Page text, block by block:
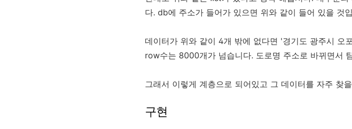
다. db에 주소가 들어가 있으면 위와 같이 들어 있을 것
데이터가 위와 같이 4개 밖에 없다면 '경기도 광주시 오
row수는 8000개가 넘습니다. 도로명 주소로 바뀌면서
그래서 이렇게 계층으로 되어있고 그 데이터를 자주 찾
구현